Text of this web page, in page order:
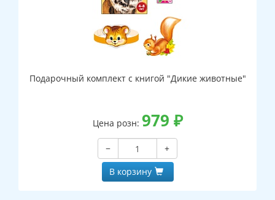
Подарочный комплект с книгой "Дикие животные"
Цена розн: 979 ₽
−
+
В корзину